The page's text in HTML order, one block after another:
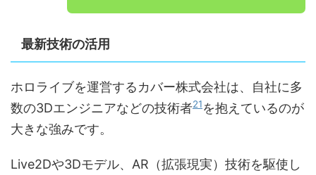
最新技術の活用
ホロライブを運営するカバー株式会社は、自社に多
数の3Dエンジニアなどの技術者21を抱えているのが
大きな強みです。
Live2Dや3Dモデル、AR（拡張現実）技術を駆使し